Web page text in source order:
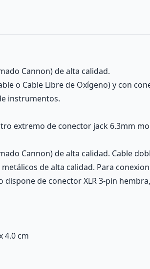
Cannon) de alta calidad.
o Cable Libre de Oxígeno) y con
instrumentos.
extremo de conector jack 6.3mm
Cannon) de alta calidad. Cable
de alta calidad. Para
de conector XLR 3-pin
4.0 cm